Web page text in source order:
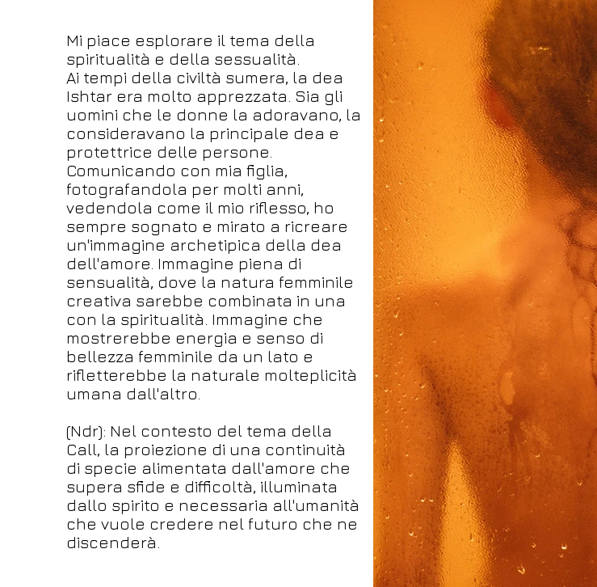
Mi piace esplorare il tema della
spiritualità e della sessualità.
Ai tempi della civiltà sumera, la dea
Ishtar era molto apprezzata. Sia gli
uomini che le donne la adoravano, la
consideravano la principale dea e
protettrice delle persone.
Comunicando con mia figlia,
fotografandola per molti anni,
vedendola come il mio riflesso, ho
sempre sognato e mirato a ricreare
un'immagine archetipica della dea
dell'amore. Immagine piena di
sensualità, dove la natura femminile
creativa sarebbe combinata in una
con la spiritualità. Immagine che
mostrerebbe energia e senso di
bellezza femminile da un lato e
rifletterebbe la naturale molteplicità
umana dall'altro.
(Ndr): Nel contesto del tema della
Call, la proiezione di una continuità
di specie alimentata dall'amore che
supera sfide e difficoltà, illuminata
dallo spirito e necessaria all'umanità
che vuole credere nel futuro che ne
discenderà.